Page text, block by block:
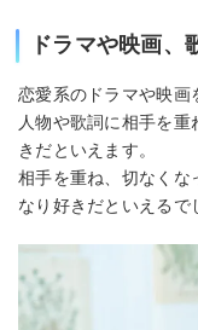
ドラマや映画、
恋愛系のドラマや映画
人物や歌詞に相手を
きだといえます。
相手を重ね、切なくな
なり好きだといえるで